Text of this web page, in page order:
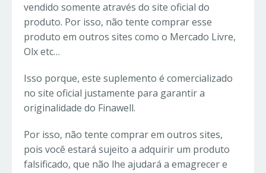
vendido somente através do site oficial do
produto. Por isso, não tente comprar esse
produto em outros sites como o Mercado Livre,
Olx etc…
Isso porque, este suplemento é comercializado
no site oficial justamente para garantir a
originalidade do Finawell.
Por isso, não tente comprar em outros sites,
pois você estará sujeito a adquirir um produto
falsificado, que não lhe ajudará a emagrecer e